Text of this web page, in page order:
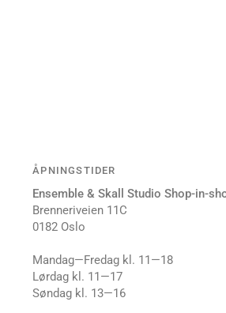
ÅPNINGSTIDER
Ensemble & Skall Studio Shop-in-
Brenneriveien 11C
0182 Oslo
Mandag—Fredag kl. 11⁠—18
Lørdag kl. 1⁠1—17
Søndag kl. 1⁠3—16